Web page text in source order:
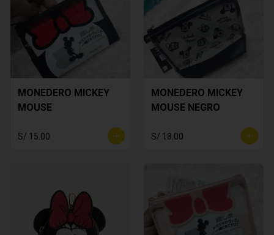
MONEDERO MICKEY
MOUSE
S/ 15.00
MONEDERO MICKEY
MOUSE NEGRO
S/ 18.00